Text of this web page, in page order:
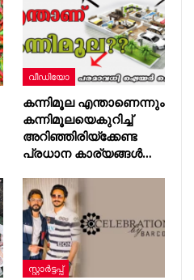
വീഡിയോ
കന്നിമൂല എന്താണെന്നും
കന്നിമൂലയെകുറിച്ച്
അറിഞ്ഞിരിയ്ക്കേണ്ട
പ്രധാന കാര്യങ്ങള്‍…
സ്റ്റാർട്ടപ്പ്